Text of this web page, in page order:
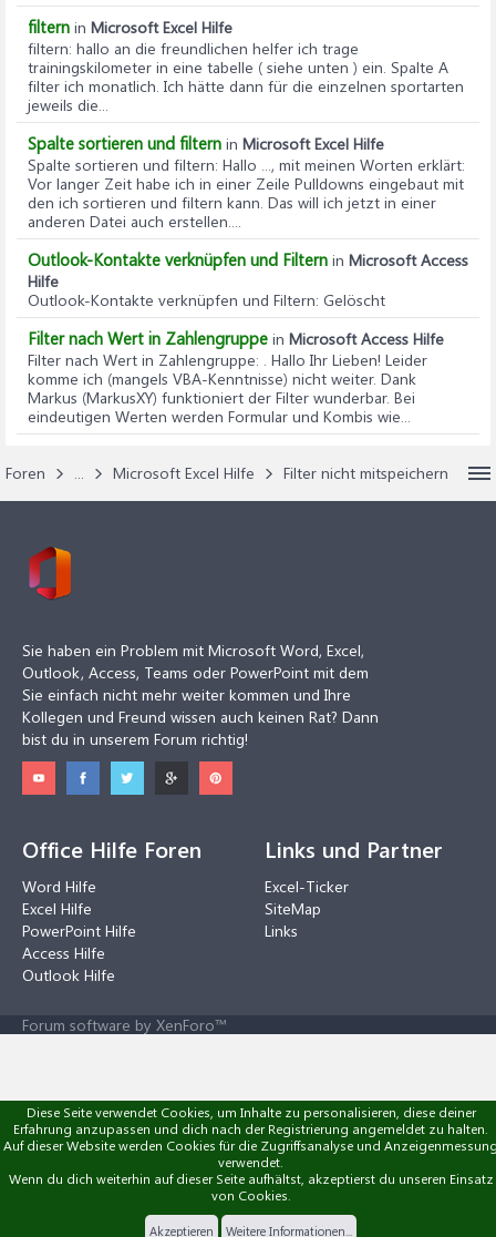
filtern in Microsoft Excel Hilfe
filtern: hallo an die freundlichen helfer ich trage
trainingskilometer in eine tabelle ( siehe unten ) ein. Spalte A
filter ich monatlich. Ich hätte dann für die einzelnen sportarten
jeweils die...
Spalte sortieren und filtern in Microsoft Excel Hilfe
Spalte sortieren und filtern: Hallo ..., mit meinen Worten erklärt:
Vor langer Zeit habe ich in einer Zeile Pulldowns eingebaut mit
den ich sortieren und filtern kann. Das will ich jetzt in einer
anderen Datei auch erstellen....
Outlook-Kontakte verknüpfen und Filtern in Microsoft Access
Hilfe
Outlook-Kontakte verknüpfen und Filtern: Gelöscht
Filter nach Wert in Zahlengruppe in Microsoft Access Hilfe
Filter nach Wert in Zahlengruppe: . Hallo Ihr Lieben! Leider
komme ich (mangels VBA-Kenntnisse) nicht weiter. Dank
Markus (MarkusXY) funktioniert der Filter wunderbar. Bei
eindeutigen Werten werden Formular und Kombis wie...
Foren Microsoft Excel Hilfe Filter nicht mitspeichern
Sie haben ein Problem mit Microsoft Word, Excel,
Outlook, Access, Teams oder PowerPoint mit dem
Sie einfach nicht mehr weiter kommen und Ihre
Kollegen und Freund wissen auch keinen Rat? Dann
bist du in unserem Forum richtig!
Office Hilfe Foren
Word Hilfe
Excel Hilfe
PowerPoint Hilfe
Access Hilfe
Outlook Hilfe
Links und Partner
Excel-Ticker
SiteMap
Links
Forum software by XenForo™
Diese Seite verwendet Cookies, um Inhalte zu personalisieren, diese deiner
Erfahrung anzupassen und dich nach der Registrierung angemeldet zu halten.
Auf dieser Website werden Cookies für die Zugriffsanalyse und
verwendet.
Wenn du dich weiterhin auf dieser Seite aufhältst, akzeptierst du unseren Einsatz
von Cookies.
Akzeptieren Weitere Informationen...